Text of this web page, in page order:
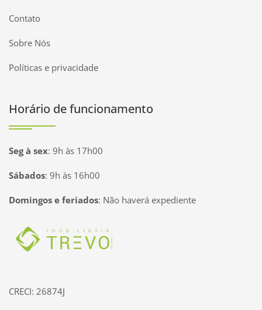
Contato
Sobre Nós
Políticas e privacidade
Horário de funcionamento
Seg à sex: 9h às 17h00
Sábados: 9h às 16h00
Domingos e feriados: Não haverá expediente
Página inicial
CRECI: 26874J